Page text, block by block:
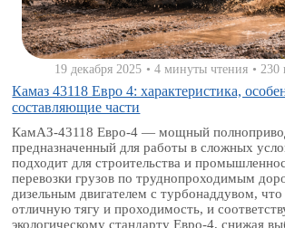
19 декабря 2025 • 4 минуты чтения • 230
Камаз 43118 Евро 4: характеристика,
составляющие части
КамАЗ-43118 Евро-4 — мощный
предназначенный для работы в сложных
подходит для строительства и
перевозки грузов по труднопроходимым
дизельным двигателем с турбонаддувом, что
отличную тягу и проходимость, и
экологическому стандарту Евро-4, снижая